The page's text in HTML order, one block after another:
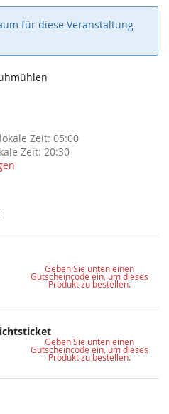
für diese Veranstaltung
Zeit: 05:00
Zeit: 20:30
Geben Sie unten einen
Gutscheincode ein, um dieses
Produkt zu bestellen.
Geben Sie unten einen
Gutscheincode ein, um dieses
Produkt zu bestellen.